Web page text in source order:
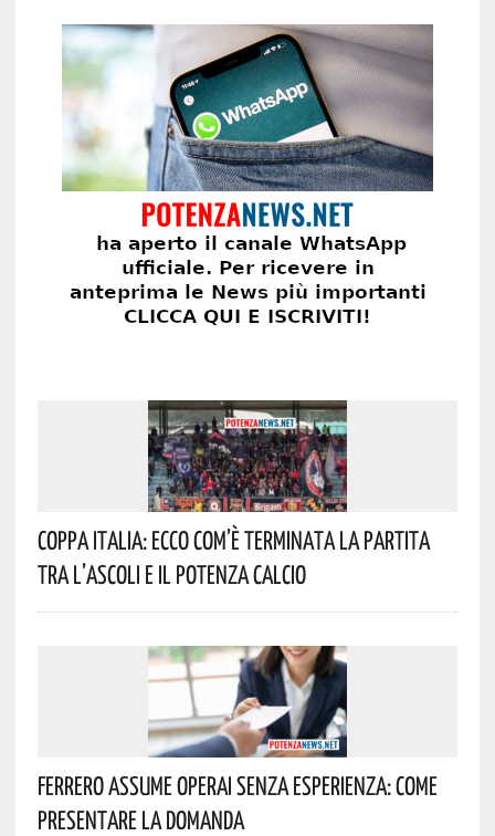
Coppa Italia: Ecco Com’è Terminata La Partita
Tra L’Ascoli E Il Potenza Calcio
Ferrero Assume Operai Senza Esperienza: Come
Presentare La Domanda